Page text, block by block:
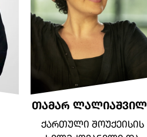
ᲗᲐᲛᲐᲠ
ᲥᲐᲠᲗᲣᲚᲘ ᲨᲝᲣᲥᲔᲘᲡᲘᲡ